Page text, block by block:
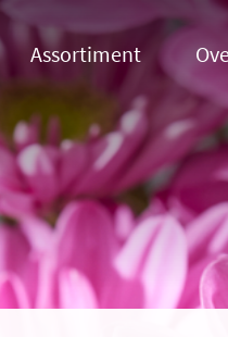
Assortiment